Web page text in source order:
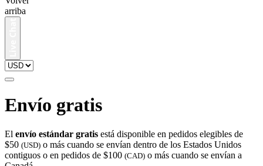
arriba
Envío gratis
El envío estándar gratis está disponible en pedidos elegibles de
$50 (USD) o más cuando se envían dentro de los Estados Unidos
contiguos o en pedidos de $100 (CAD) o más cuando se envían a